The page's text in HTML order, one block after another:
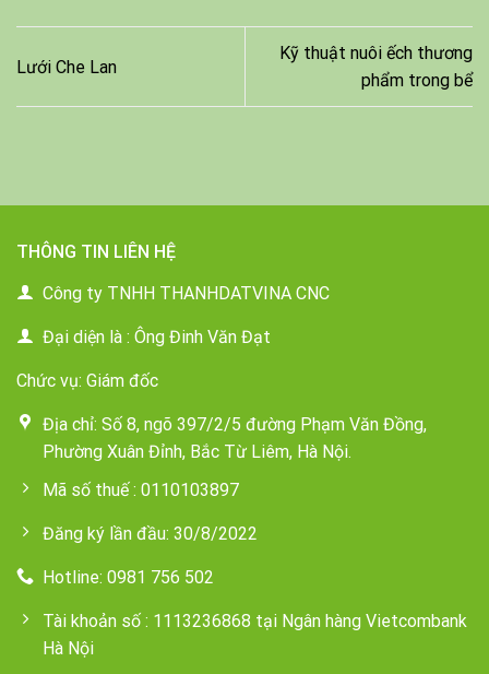
Lưới Che Lan
Kỹ thuật nuôi ếch thương
phẩm trong bể
THÔNG TIN LIÊN HỆ
Công ty TNHH THANHDATVINA CNC
Đại diện là : Ông Đinh Văn Đạt
Chức vụ: Giám đốc
Địa chỉ: Số 8, ngõ 397/2/5 đường Phạm Văn Đồng,
Phường Xuân Đỉnh, Bắc Từ Liêm, Hà Nội.
Mã số thuế : 0110103897
Đăng ký lần đầu: 30/8/2022
Hotline: 0981 756 502
Tài khoản số : 1113236868 tại Ngân hàng Vietcombank
Hà Nội